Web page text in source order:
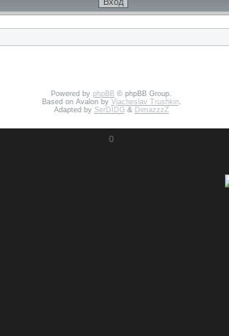
Powered by phpBB © phpBB Group.
Based on Avalon by Vjacheslav Trushkin.
Adapted by SerDIDG& DimazzzZ
0